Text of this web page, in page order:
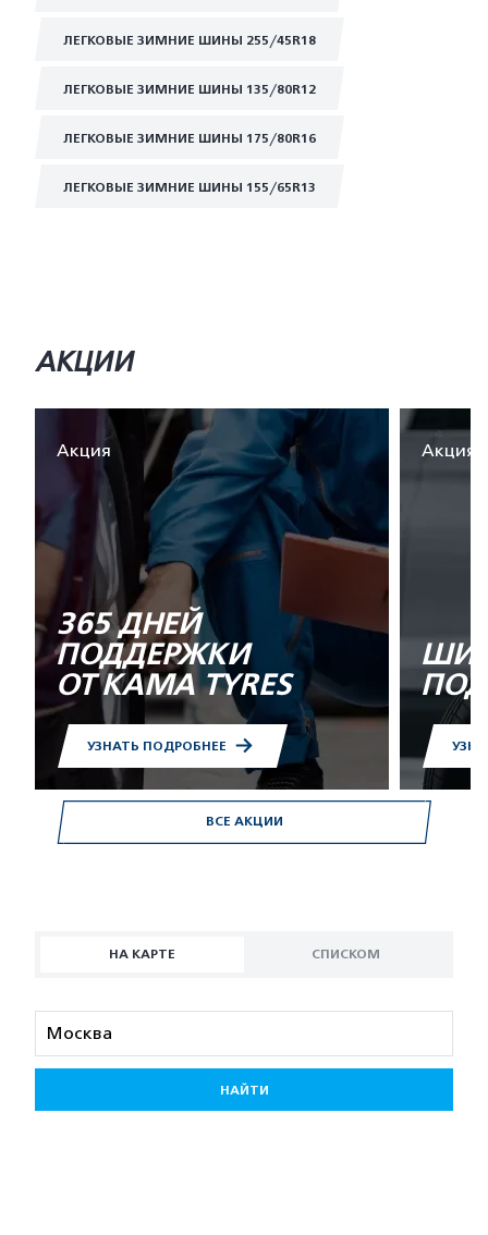
ЛЕГКОВЫЕ ЗИМНИЕ ШИНЫ 255/45R18
ЛЕГКОВЫЕ ЗИМНИЕ ШИНЫ 135/80R12
ЛЕГКОВЫЕ ЗИМНИЕ ШИНЫ 175/80R16
ЛЕГКОВЫЕ ЗИМНИЕ ШИНЫ 155/65R13
ВСЕ АКЦИИ
АКЦИИ
Акция
365 ДНЕЙ
ПОДДЕРЖКИ
ОТ KAMA TYRES
УЗНАТЬ ПОДРОБНЕЕ
Акция
НА КАРТЕ СПИСКОМ
НАЙТИ